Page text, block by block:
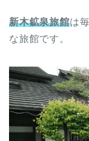
新木鉱泉旅館は
な旅館です。